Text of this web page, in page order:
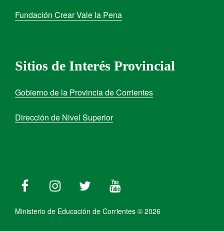
Fundación Crear Vale la Pena
Sitios de Interés Provincial
Gobierno de la Provincia de Corrientes
Dirección de Nivel Superior
Ministerio de Educación de Corrientes © 2026